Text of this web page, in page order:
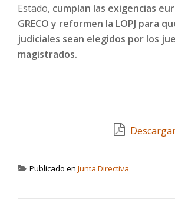
Estado, cumplan las exigencias
GRECO y reformen la LOPJ para
judiciales sean elegidos por los
magistrados.
Publicado en Junta Directiva